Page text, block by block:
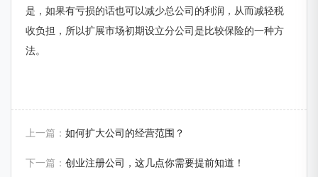
是，如果有亏损的话也可以减少总公司的利润，从而减轻税
收负担，所以扩展市场初期设立分公司是比较保险的一种方
法。
上一篇： 如何扩大公司的经营范围？
下一篇： 创业注册公司，这几点你需要提前知道！